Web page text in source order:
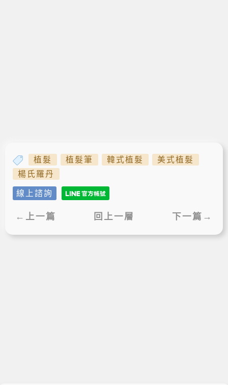
植髮 植髮筆 韓式植髮
美式植髮
楊氏羅丹
線上諮詢
←上一篇 回上一層 下一篇→